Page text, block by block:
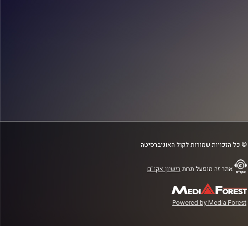
© כל הזכויות שמורות לקול האוניברסיטה
אתר זה מופעל תחת רישיון אקו"ם
Powered by Media Forest